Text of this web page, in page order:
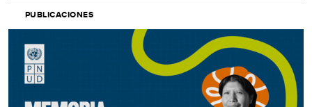
PUBLICACIONES